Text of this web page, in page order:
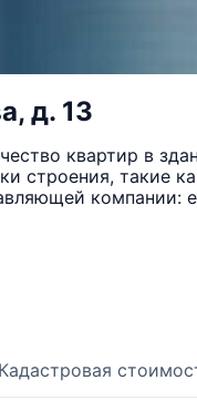
д. 13
квартир в
строения, такие
компании:
Кадастровая